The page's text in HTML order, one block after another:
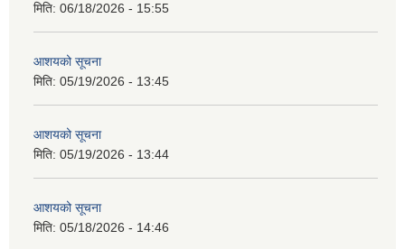
मिति: 06/18/2026 - 15:55
आशयको सूचना
मिति: 05/19/2026 - 13:45
आशयको सूचना
मिति: 05/19/2026 - 13:44
आशयको सूचना
मिति: 05/18/2026 - 14:46